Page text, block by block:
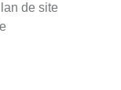
de site